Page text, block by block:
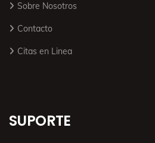
Sobre Nosotros
Contacto
Citas en Linea
SUPORTE